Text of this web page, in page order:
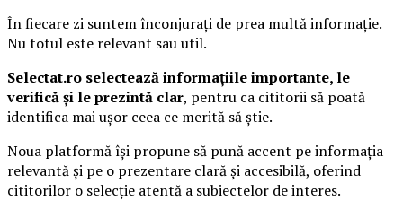
În fiecare zi suntem înconjurați de prea multă informație.
Nu totul este relevant sau util.
Selectat.ro selectează informațiile importante, le
verifică și le prezintă clar, pentru ca cititorii să poată
identifica mai ușor ceea ce merită să știe.
Noua platformă își propune să pună accent pe informația
relevantă și pe o prezentare clară și accesibilă, oferind
cititorilor o selecție atentă a subiectelor de interes.